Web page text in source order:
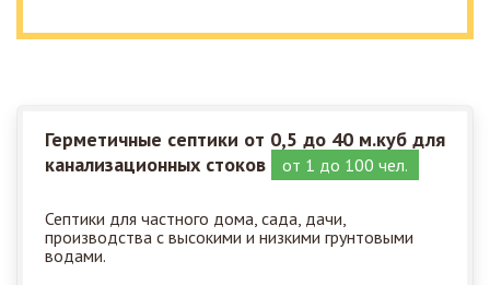
Герметичные септики от 0,5 до 40 м.куб для
канализационных стоков
от 1 до 100 чел.
Септики для частного дома, сада, дачи,
производства с высокими и низкими грунтовыми
водами.